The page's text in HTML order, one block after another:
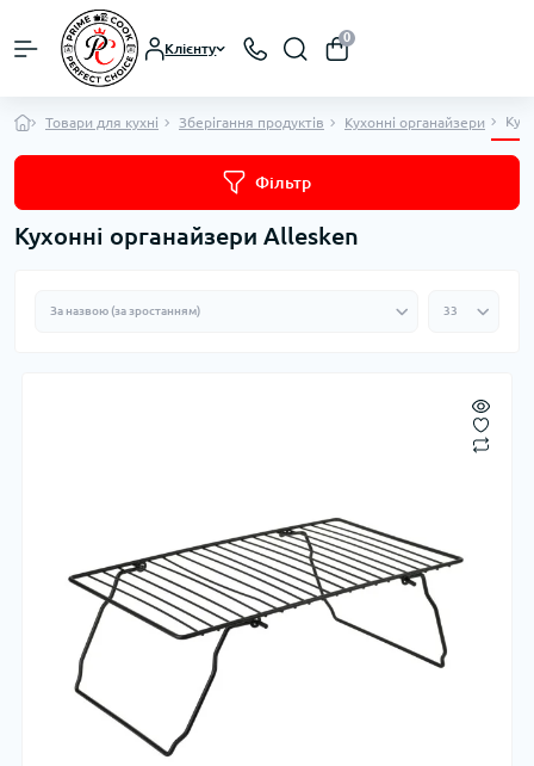
Клієнту
0
Товари для кухні Зберігання продуктів Кухонні органайзери
Фільтр
Кухонні органайзери Allesken